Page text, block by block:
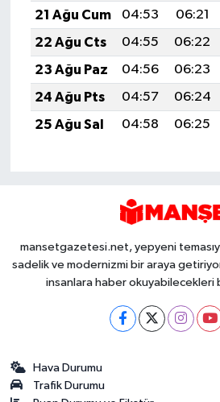
21 Ağu Cum
04:53 06:21
22 Ağu Cts
04:55 06:22
23 Ağu Paz
04:56 06:23
24 Ağu Pts
04:57 06:24
25 Ağu Sal
04:58 06:25
mansetgazetesi.net, yepyeni
sadelik ve modernizmi bir araya
insanlara haber okuyabilecekleri
Hava Durumu
Trafik Durumu